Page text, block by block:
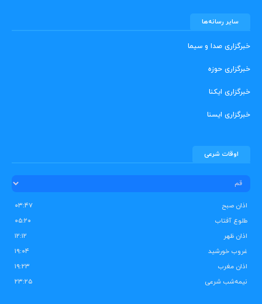
سایر رسانه‌ها
خبرگزاری صدا و سیما
خبرگزاری حوزه
خبرگزاری ایکنا
خبرگزاری ایسنا
اوقات شرعی
اذان صبح
۰۳:۴۷
طلوع آفتاب
۰۵:۲۰
اذان ظهر
۱۲:۱۲
غروب خورشید
۱۹:۰۴
اذان مغرب
۱۹:۲۳
نیمه‌شب شرعی
۲۳:۲۵